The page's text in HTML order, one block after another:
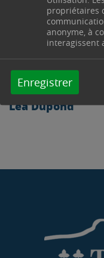
propriétaires
anonyme, à
interagissent
Enregistrer
Léa Dupond